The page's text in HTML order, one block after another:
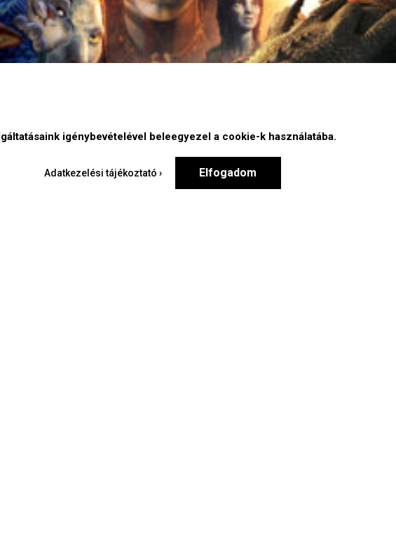
igénybevételével beleegyezel a cookie-k használatába.
Adatkezelési tájékoztató Elfogadom